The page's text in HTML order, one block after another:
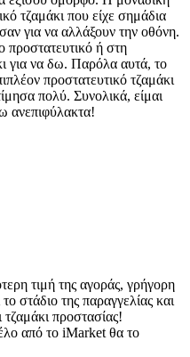
τζαμάκι που είχε σημάδια
για να αλλάξουν την οθόνη.
προστατευτικό ή στη
για να δω. Παρόλα αυτά, το
προστατευτικό τζαμάκι
πολύ. Συνολικά, είμαι
ανεπιφύλακτα!
τιμή της αγοράς, γρήγορη
στάδιο της παραγγελίας και
προστασίας!
από το iMarket θα το